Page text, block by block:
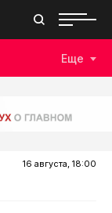
Еще
16 августа, 18:00